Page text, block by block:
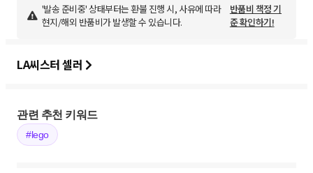
'발송 준비중' 상태부터는 환불 진행 시, 사유에 따라
현지/해외 반품비가 발생할 수 있습니다.
반품비 책정 기
준 확인하기!
LA씨스터 셀러
관련 추천 키워드
#lego